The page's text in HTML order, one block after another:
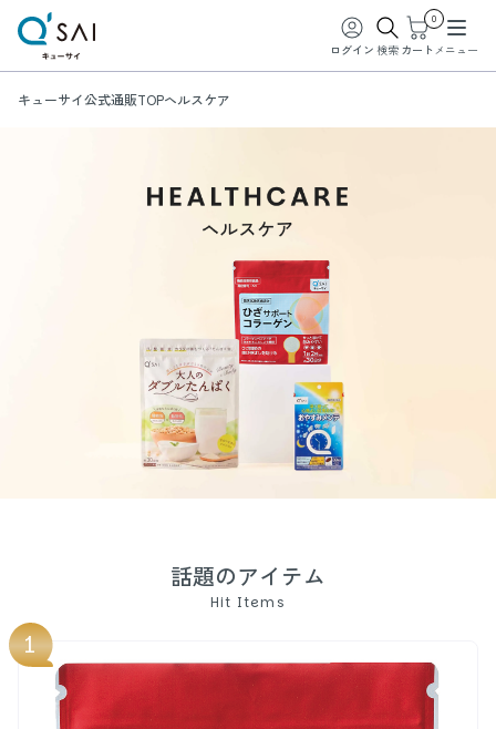
ログイン 検索
0
カート メニュー
キューサイ公式通販TOPヘルスケア
ヘルスケア
話題のアイテム
Hit Items